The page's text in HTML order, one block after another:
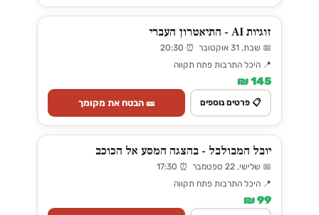
זוגיות AI - התיאטרון העברי
📅 שבת, 31 אוקטובר ⏰ 20:30
📍 היכל התרבות פתח תקווה
145 ₪
📋 פרטים נוספים 🎫 הבטח את מקומך
יובל המבולבל - בהצגה המסע אל הכוכב
📅 שלישי, 22 ספטמבר ⏰ 17:30
📍 היכל התרבות פתח תקווה
99 ₪